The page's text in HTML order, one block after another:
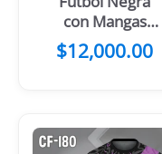
con Mangas
Azul Acero
$12,000.00